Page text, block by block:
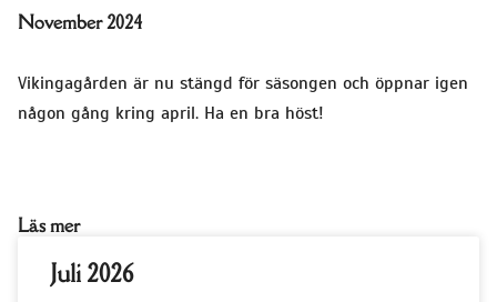
November 2024
Vikingagården är nu stängd för säsongen och öppnar igen
någon gång kring april. Ha en bra höst!
Läs mer
Juli 2026